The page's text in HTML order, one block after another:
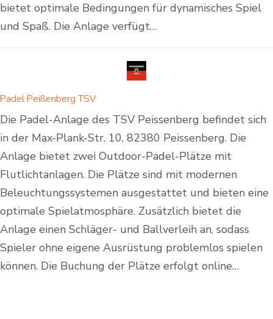
bietet optimale Bedingungen für dynamisches Spiel
und Spaß. Die Anlage verfügt…
Padel Peißenberg TSV
Die Padel-Anlage des TSV Peissenberg befindet sich
in der Max-Plank-Str. 10, 82380 Peissenberg. Die
Anlage bietet zwei Outdoor-Padel-Plätze mit
Flutlichtanlagen. Die Plätze sind mit modernen
Beleuchtungssystemen ausgestattet und bieten eine
optimale Spielatmosphäre. Zusätzlich bietet die
Anlage einen Schläger- und Ballverleih an, sodass
Spieler ohne eigene Ausrüstung problemlos spielen
können. Die Buchung der Plätze erfolgt online…